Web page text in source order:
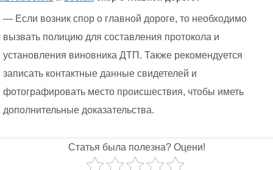
— Если возник спор о главной дороге, то необходимо
вызвать полицию для составления протокола и
установления виновника ДТП. Также рекомендуется
записать контактные данные свидетелей и
фотографировать место происшествия, чтобы иметь
дополнительные доказательства.
Статья была полезна? Оцени!